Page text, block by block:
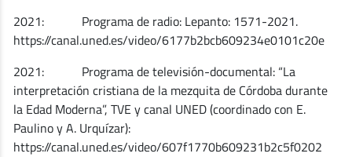
2021: Programa de radio: Lepanto: 1571-2021.
https://canal.uned.es/video/6177b2bcb609234e0101c20e
2021: Programa de televisión-documental: “La
interpretación cristiana de la mezquita de Córdoba durante
la Edad Moderna”, TVE y canal UNED (coordinado con E.
Paulino y A. Urquízar):
https://canal.uned.es/video/607f1770b609231b2c5f0202